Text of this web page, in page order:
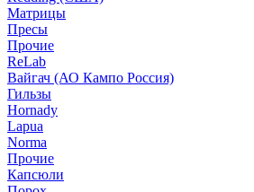
Матрицы
Пресы
Прочие
ReLab
Вайгач (АО Кампо Россия)
Гильзы
Hornady
Lapua
Norma
Прочие
Капсюли